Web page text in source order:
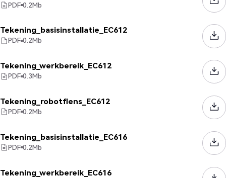
PDF 0.2Mb
Tekening_basisinstallatie_EC612
PDF 0.2Mb
Tekening_werkbereik_EC612
PDF 0.3Mb
Tekening_robotflens_EC612
PDF 0.2Mb
Tekening_basisinstallatie_EC616
PDF 0.2Mb
Tekening_werkbereik_EC616